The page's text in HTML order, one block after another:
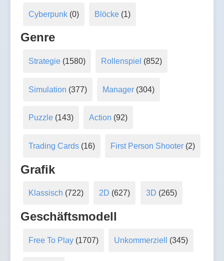
Cyberpunk(0) Blöcke (1)
Genre
Strategie(1580) Rollenspiel (852)
Simulation (377) Manager (304)
Puzzle(143) Action (92)
Trading Cards(16) First Person Shooter (2)
Grafik
Klassisch (722) 2D (627) 3D (265)
Geschäftsmodell
Free To Play(1707) Unkommerziell (345)